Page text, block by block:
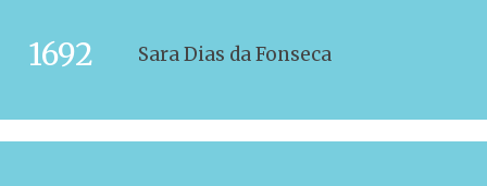
1692 Sara Dias da Fonseca